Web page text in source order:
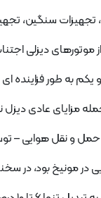
تجهیزات سنگین،
دیزلی
یکم به طور
و نقل هوایی –